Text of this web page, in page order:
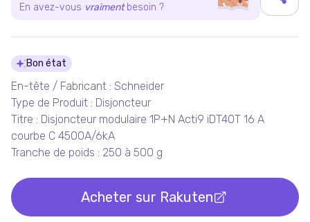
En avez-vous vraiment besoin ?
Détails du produit
Bon état
En-tête / Fabricant : Schneider
Type de Produit : Disjoncteur
Titre : Disjoncteur modulaire 1P+N Acti9 iDT40T 16 A
courbe C 4500A/6kA
Tranche de poids : 250 à 500 g
Acheter sur Rakuten